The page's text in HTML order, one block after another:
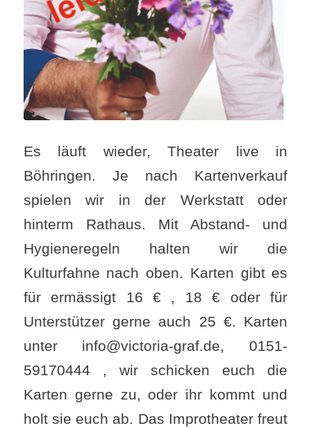
Es läuft wieder, Theater live in
Böhringen. Je nach Kartenverkauf
spielen wir in der Werkstatt oder
hinterm Rathaus. Mit Abstand- und
Hygieneregeln halten wir die
Kulturfahne nach oben. Karten gibt es
für ermässigt 16 € , 18 € oder für
Unterstützer gerne auch 25 €. Karten
unter info@victoria-graf.de, 0151-
59170444 , wir schicken euch die
Karten gerne zu, oder ihr kommt und
holt sie euch ab. Das Improtheater freut